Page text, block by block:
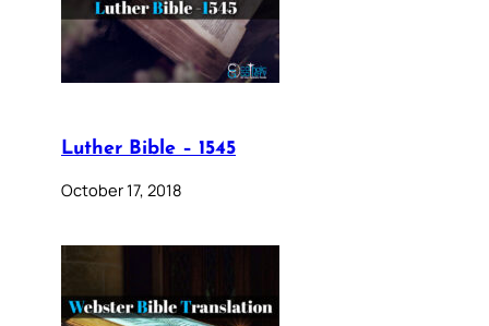
Luther Bible – 1545
October 17, 2018